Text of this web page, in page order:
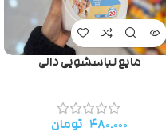
مایع لباسشویی دالی
۴۸۰.۰۰۰ تومان